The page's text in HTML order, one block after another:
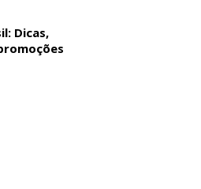
Dicas,